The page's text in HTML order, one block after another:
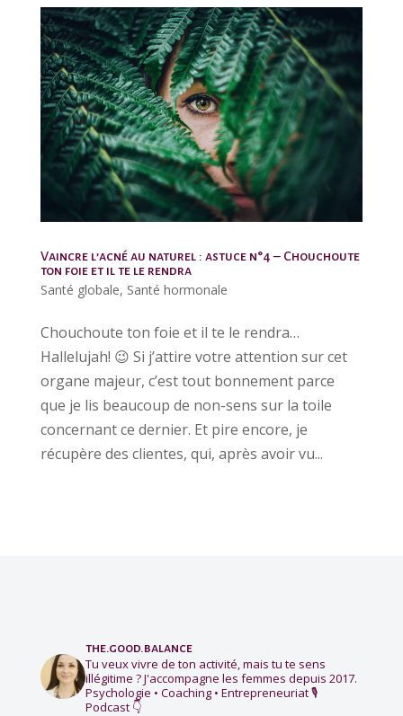
Vaincre l’acné au naturel : astuce n°4 – Chouchoute
ton foie et il te le rendra
Santé globale, Santé hormonale
Chouchoute ton foie et il te le rendra…
Hallelujah! 😉 Si j’attire votre attention sur cet
organe majeur, c’est tout bonnement parce
que je lis beaucoup de non-sens sur la toile
concernant ce dernier. Et pire encore, je
récupère des clientes, qui, après avoir vu...
the.good.balance
Tu veux vivre de ton activité, mais tu te sens
illégitime ?J'accompagne les femmes depuis 2017.
Psychologie • Coaching • Entrepreneuriat🎙️
Podcast 👇